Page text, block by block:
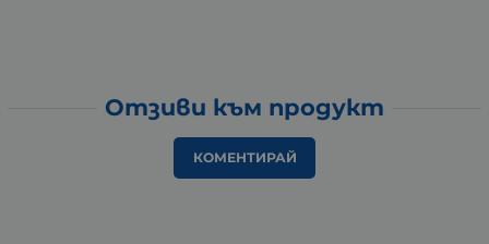
Отзиви към продукт
КОМЕНТИРАЙ